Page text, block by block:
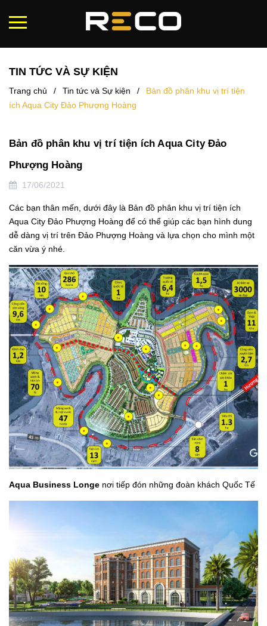
TIN TỨC VÀ SỰ KIỆN
Trang chủ / Tin tức và Sự kiện /
Bản đồ phân khu vị trí tiện
ích Aqua City Đảo Phượng Hoàng
Bản đồ phân khu vị trí tiện ích Aqua City Đảo
Phượng Hoàng
17/06/2021
Các bạn thân mến, dưới đây là Bản đồ phân khu vị trí tiện ích
Aqua City Đảo Phượng Hoàng để có thể giúp các bạn hình dung
dễ dàng vị trí trên Đảo Phượng Hoàng và lựa chọn cho mình một
căn vừa ý nhé.
Aqua Business Longe nơi tiếp đón những đoàn khách Quốc Tế